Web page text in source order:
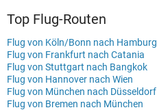
Top Flug-Routen
Flug von Köln/Bonn nach Hamburg
Flug von Frankfurt nach Catania
Flug von Stuttgart nach Bangkok
Flug von Hannover nach Wien
Flug von München nach Düsseldorf
Flug von Bremen nach München